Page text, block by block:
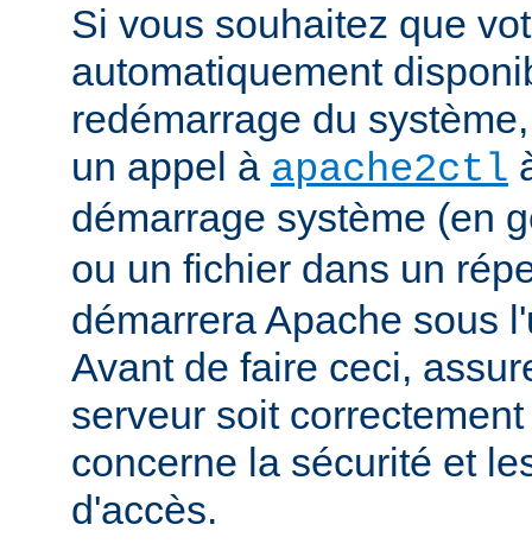
Si vous souhaitez que
automatiquement
redémarrage du
un appel à apache2ctl
démarrage système (en
ou un fichier dans un
démarrera Apache sous
Avant de faire ceci,
serveur soit
concerne la sécurité et
d'accès.